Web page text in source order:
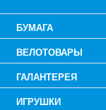
БУМАГА
ВЕЛОТОВАРЫ
ГАЛАНТЕРЕЯ
ИГРУШКИ